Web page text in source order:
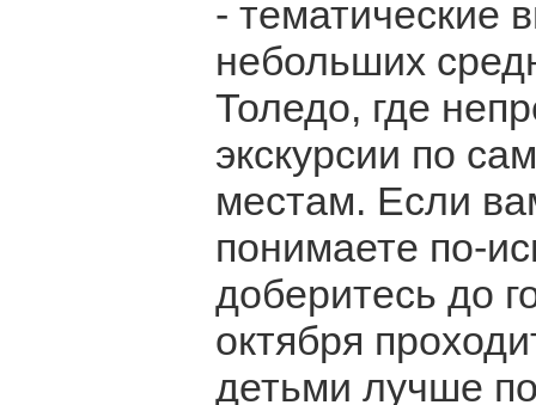
- тематические
небольших
Толедо, где
экскурсии по
местам. Если
понимаете по-
доберитесь до
октября
детьми лучше